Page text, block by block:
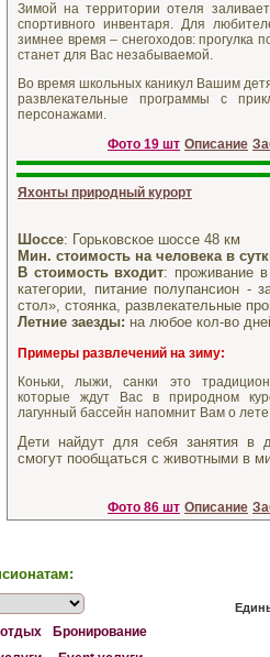
Зимой на территории отеля
спортивного инвентаря. Для
зимнее время – снегоходов: прогулка
станет для Вас незабываемой.
Во время школьных каникул Вашим
развлекательные программы с
персонажами.
Фото 19 шт Описание
Яхонты природный курорт
Шоссе: Горьковское шоссе 48 км
Мин. стоимость на человека в
В стоимость входит: проживание в
категории, питание полупансион -
стол», стоянка, развлекательные
Летние заезды: на любое кол-во
Примеры развлечений на зиму:
Коньки, лыжи, санки это
которые ждут Вас в природном
лагунный бассейн напомнит Вам о
Дети найдут для себя занятия в
смогут пообщаться с животными в
Фото 86 шт Описание
Бронирование